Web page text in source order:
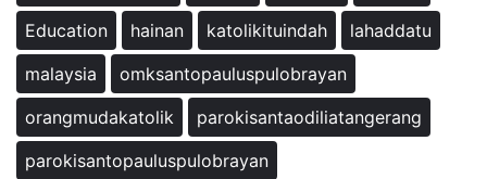
Education
hainan katolikituindah
lahaddatu
malaysia
omksantopauluspulobrayan
orangmudakatolik
parokisantaodiliatangerang
parokisantopauluspulobrayan